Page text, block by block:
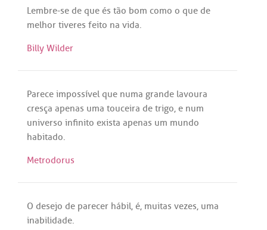
Lembre-se de que és tão bom como o que de
melhor tiveres feito na vida.
Billy Wilder
Parece impossível que numa grande lavoura
cresça apenas uma touceira de trigo, e num
universo infinito exista apenas um mundo
habitado.
Metrodorus
O desejo de parecer hábil, é, muitas vezes, uma
inabilidade.